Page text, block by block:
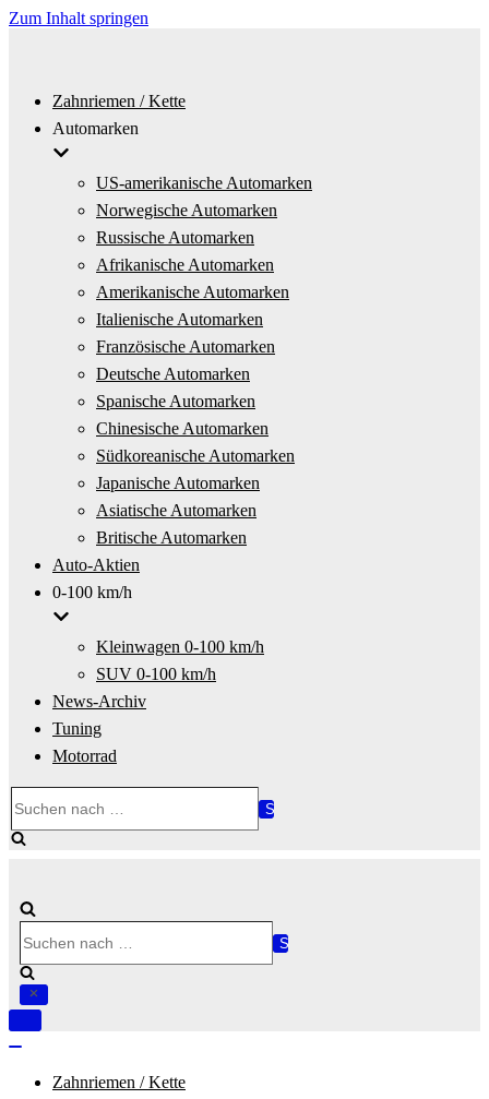
Zum Inhalt springen
Zahnriemen / Kette
Automarken
US-amerikanische Automarken
Norwegische Automarken
Russische Automarken
Afrikanische Automarken
Amerikanische Automarken
Italienische Automarken
Französische Automarken
Deutsche Automarken
Spanische Automarken
Chinesische Automarken
Südkoreanische Automarken
Japanische Automarken
Asiatische Automarken
Britische Automarken
Auto-Aktien
0-100 km/h
Kleinwagen 0-100 km/h
SUV 0-100 km/h
News-Archiv
Tuning
Motorrad
nach …
nach …
Navigation
Zahnriemen / Kette